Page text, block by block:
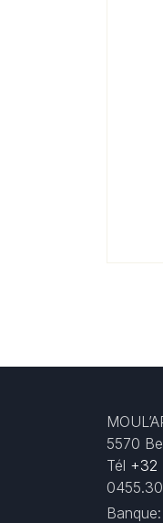
5570
Tél +32